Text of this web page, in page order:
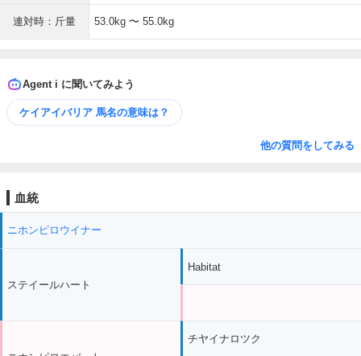
連対時：斤量 53.0kg 〜 55.0kg
Agent i に聞いてみよう
ケイアイバリア 馬名の意味は？
他の質問をしてみる
血統
ニホンピロウイナー
ステイールハート
Habitat
チヤイナロツク